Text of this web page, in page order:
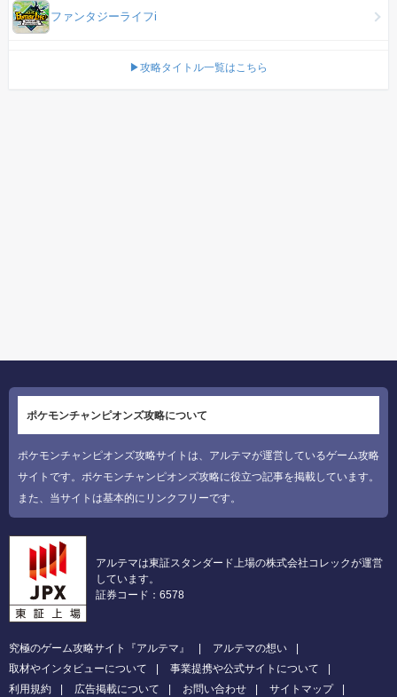
ファンタジーライフi
▶攻略タイトル一覧はこちら
ポケモンチャンピオンズ攻略について
ポケモンチャンピオンズ攻略サイトは、アルテマが運営しているゲーム攻略
サイトです。ポケモンチャンピオンズ攻略に役立つ記事を掲載しています。
また、当サイトは基本的にリンクフリーです。
アルテマは東証スタンダード上場の株式会社コレックが運営
しています。
証券コード：6578
究極のゲーム攻略サイト『アルテマ』
アルテマの想い
取材やインタビューについて
事業提携や公式サイトについて
利用規約
広告掲載について お問い合わせ サイトマップ